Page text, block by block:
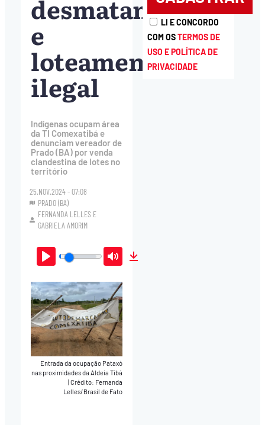
desmatamento
e
loteamento
ilegal
Indígenas ocupam área
da TI Comexatibá e
denunciam vereador de
Prado (BA) por venda
clandestina de lotes no
território
25.NOV.2024 - 07:08
PRADO (BA)
FERNANDA LELLES E
GABRIELA AMORIM
Play Mute
Entrada da ocupação Pataxó
nas proximidades da Aldeia Tibá
Crédito: Fernanda
Lelles/Brasil de Fato
LI E CONCORDO
COM OSTERMOS DE
USO E POLÍTICA DE
PRIVACIDADE